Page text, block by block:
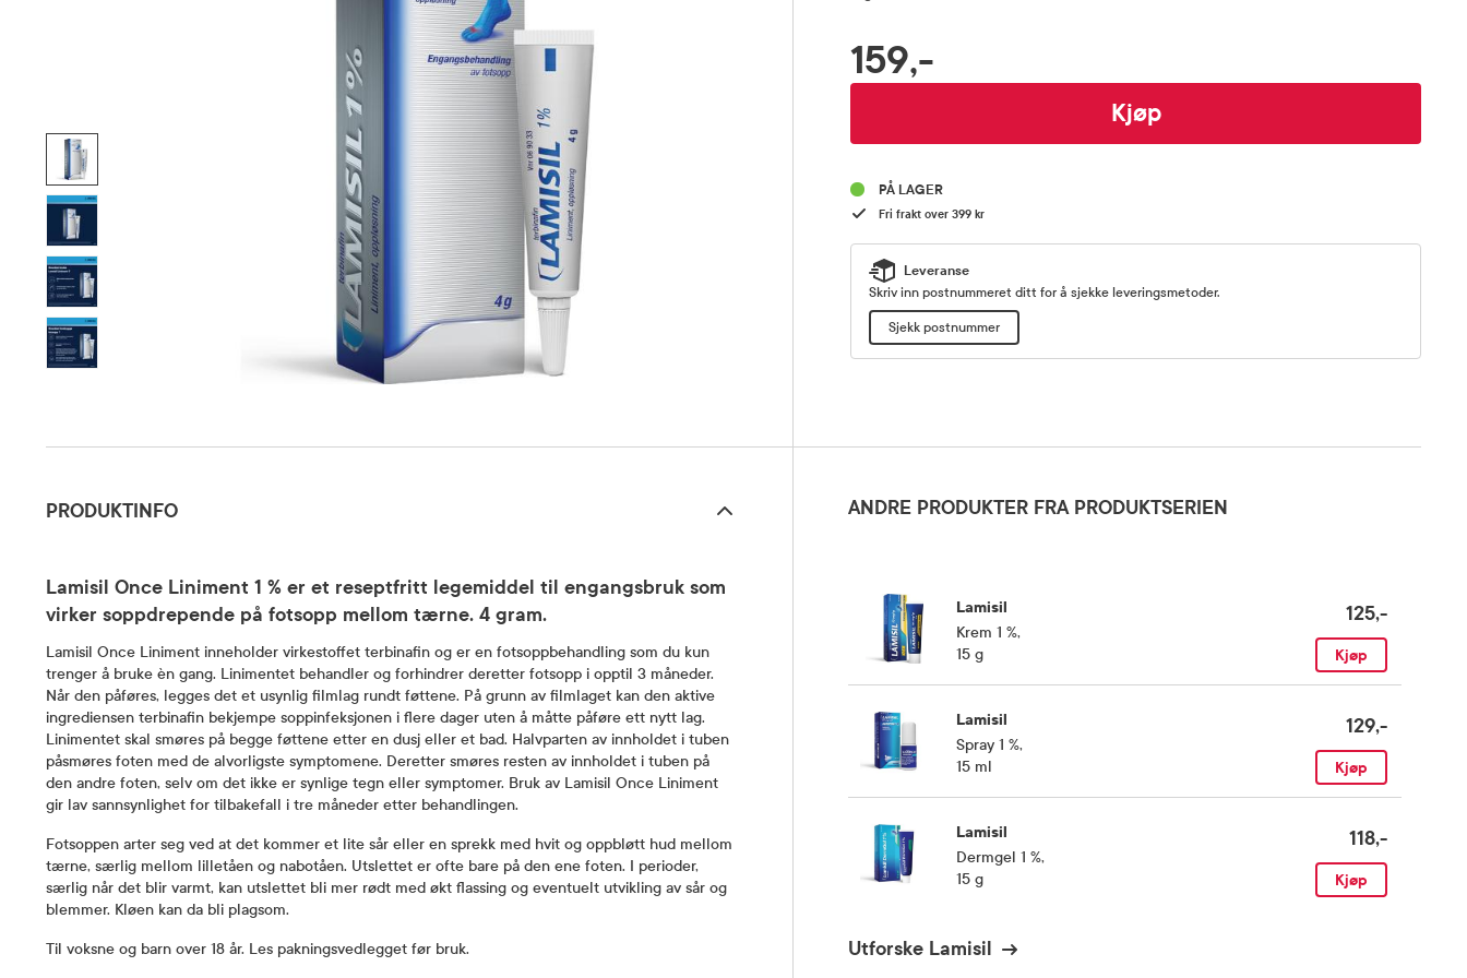
RABATTPROSENT
Pris
159,-
Kjøp
PÅ LAGER
Fri frakt over 399 kr
Leveranse
Skriv inn postnummeret ditt for å sjekke leveringsmetoder.
Sjekk postnummer
PRODUKTINFO
Lamisil Once Liniment 1 % er et reseptfritt legemiddel til engangsbruk som
virker soppdrepende på fotsopp mellom tærne. 4 gram.
Lamisil Once Liniment inneholder virkestoffet terbinafin og er en fotsoppbehandling som du kun
trenger å bruke èn gang. Linimentet behandler og forhindrer deretter fotsopp i opptil 3 måneder.
Når den påføres, legges det et usynlig filmlag rundt føttene. På grunn av filmlaget kan den aktive
ingrediensen terbinafin bekjempe soppinfeksjonen i flere dager uten å måtte påføre ett nytt lag.
Linimentet skal smøres på begge føttene etter en dusj eller et bad. Halvparten av innholdet i tuben
påsmøres foten med de alvorligste symptomene. Deretter smøres resten av innholdet i tuben på
den andre foten, selv om det ikke er synlige tegn eller symptomer. Bruk av Lamisil Once Liniment
gir lav sannsynlighet for tilbakefall i tre måneder etter behandlingen.
Fotsoppen arter seg ved at det kommer et lite sår eller en sprekk med hvit og oppbløtt hud mellom
tærne, særlig mellom lilletåen og nabotåen. Utslettet er ofte bare på den ene foten. I perioder,
særlig når det blir varmt, kan utslettet bli mer rødt med økt flassing og eventuelt utvikling av sår og
blemmer. Kløen kan da bli plagsom.
Til voksne og barn over 18 år. Les pakningsvedlegget før bruk.
ANDRE PRODUKTER FRA PRODUKTSERIEN
Lamisil
Krem 1 %,
15 g
125,-
Kjøp
Lamisil
Spray 1 %,
15 ml
129,-
Kjøp
Lamisil
Dermgel 1 %,
15 g
118,-
Kjøp
Utforske Lamisil